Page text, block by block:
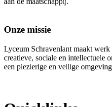
Onze missie
Lyceum Schravenlant maakt
creatieve, sociale en intellectuele
een plezierige en veilige